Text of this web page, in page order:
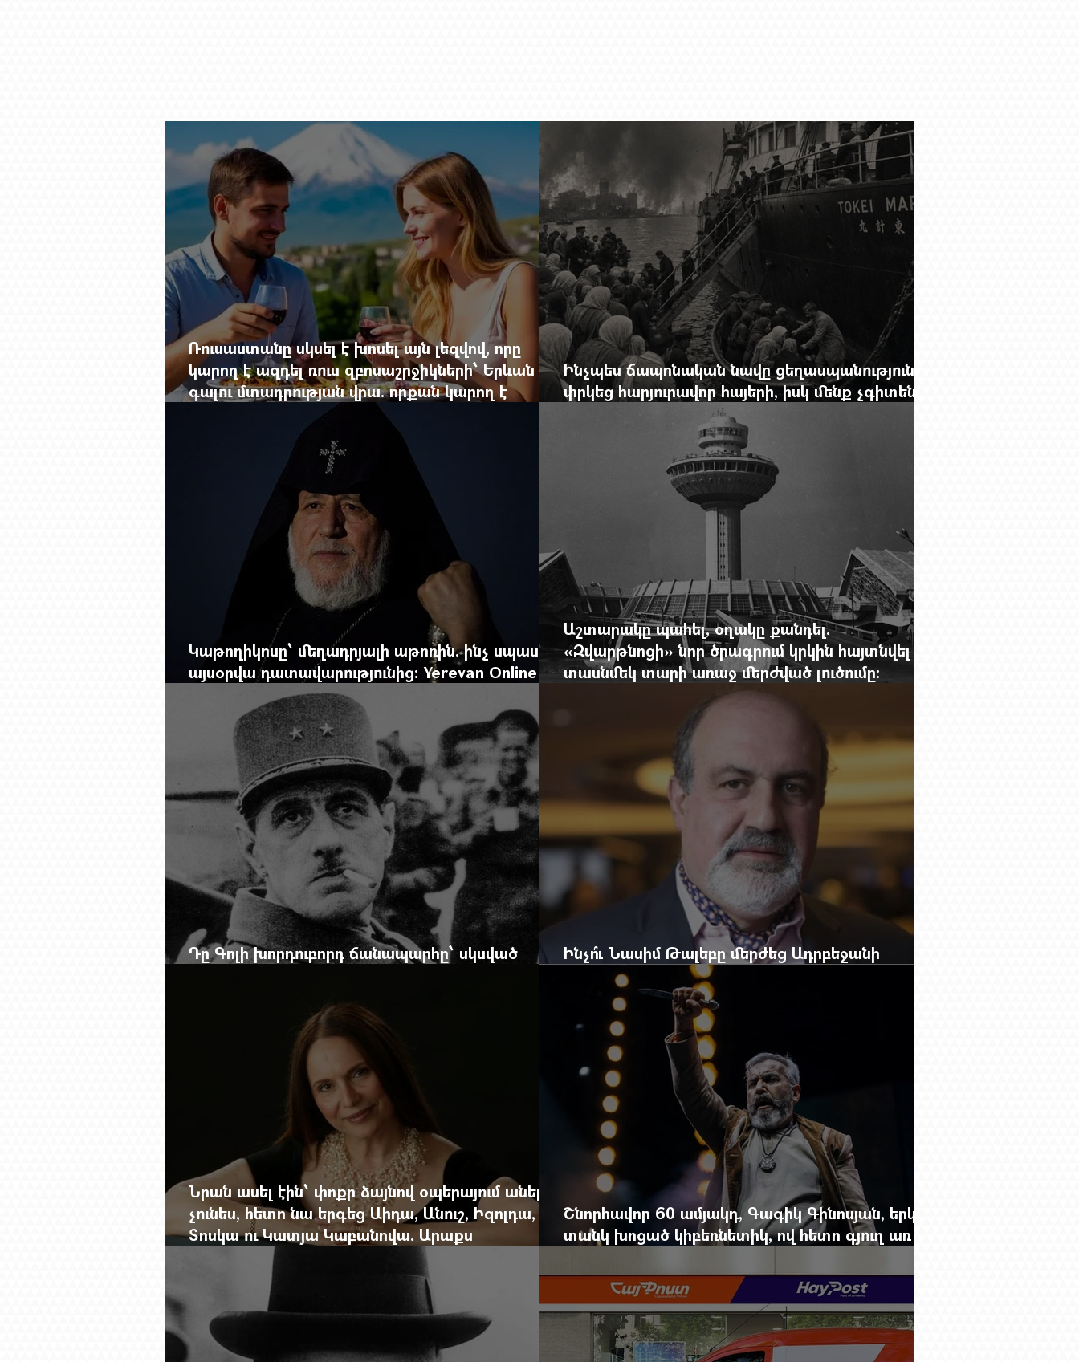
Ռուսաստանը սկսել է խոսել այն լեզվով, որը
կարող է ազդել ռուս զբոսաշրջիկների՝ Երևան
գալու մտադրության վրա. որքան կարող է
խորանալ հայ-ռուսական ճգնաժամը
Ինչպես ճապոնական նավը ցեղասպանությունից
փրկեց հարյուրավոր հայերի, իսկ մենք չգիտենք
հերոս նավապետի անունը՝ Սաձո Հիբիի
Կաթողիկոսը՝ մեղադրյալի աթոռին. ինչ սպասել
այսօրվա դատավարությունից: Yerevan Online
Mag.-ի մեծ ռեպորտաժը
Աշտարակը պահել, օղակը քանդել.
«Զվարթնոցի» նոր ծրագրում կրկին հայտնվել է
տասնմեկ տարի առաջ մերժված լուծումը:
Yerevan Online Mag.-ի մեծ ռեպորտաժը
Դը Գոլի խորդուբորդ ճանապարհը՝ սկսված
Ինչո՞ւ Նասիմ Թալեբը մերժեց Ադրբեջանի
հրավերքը և պաշտպանեց Ռուբեն Վարդանյանին
Նրան ասել էին՝ փոքր ձայնով օպերայում անելիք
չունես, հետո նա երգեց Աիդա, Անուշ, Իզոլդա,
Տոսկա ու Կատյա Կաբանովա. Արաքս
Մանսուրյանը 80 տարեկան է
Շնորհավոր 60 ամյակդ, Գագիկ Գինոսյան, երկու
տանկ խոցած կիբեռնետիկ, ով հետո գյուղ առ